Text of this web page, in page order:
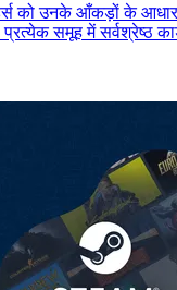
को उनके आँकड़ों के
प्रत्येक समूह में सर्वश्रेष्ठ